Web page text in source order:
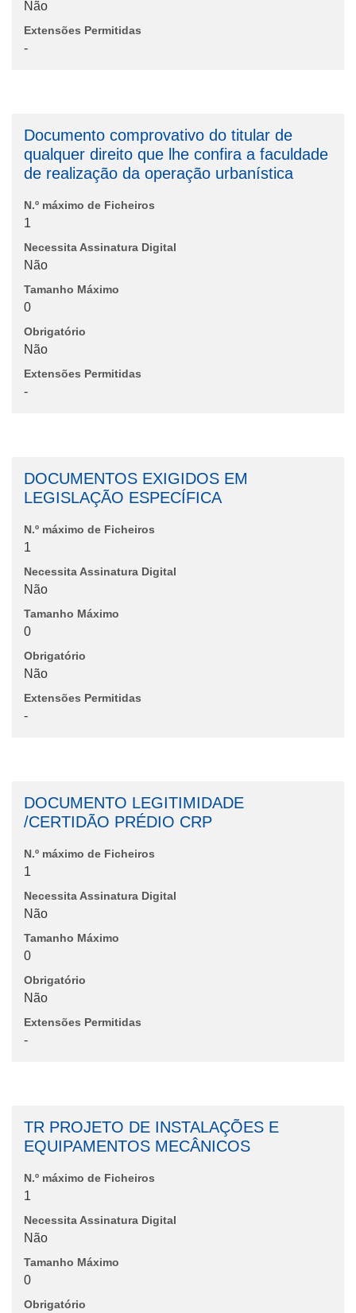
Não
Extensões Permitidas
-
Documento comprovativo do titular de
qualquer direito que lhe confira a faculdade
de realização da operação urbanística
N.º máximo de Ficheiros
1
Necessita Assinatura Digital
Não
Tamanho Máximo
0
Obrigatório
Não
Extensões Permitidas
-
DOCUMENTOS EXIGIDOS EM
LEGISLAÇÃO ESPECÍFICA
N.º máximo de Ficheiros
1
Necessita Assinatura Digital
Não
Tamanho Máximo
0
Obrigatório
Não
Extensões Permitidas
-
DOCUMENTO LEGITIMIDADE
/CERTIDÃO PRÉDIO CRP
N.º máximo de Ficheiros
1
Necessita Assinatura Digital
Não
Tamanho Máximo
0
Obrigatório
Não
Extensões Permitidas
-
TR PROJETO DE INSTALAÇÕES E
EQUIPAMENTOS MECÂNICOS
N.º máximo de Ficheiros
1
Necessita Assinatura Digital
Não
Tamanho Máximo
0
Obrigatório